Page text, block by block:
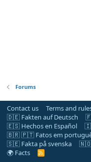
Forums
Contact us Terms and
🇩🇪 Fakten auf Deutsch
🇪🇸 Hechos en Español
🇧🇷 🇵🇹 Fatos em
🇸🇪 Fakta på svenska
🇳🇴
🌍 Facts
R